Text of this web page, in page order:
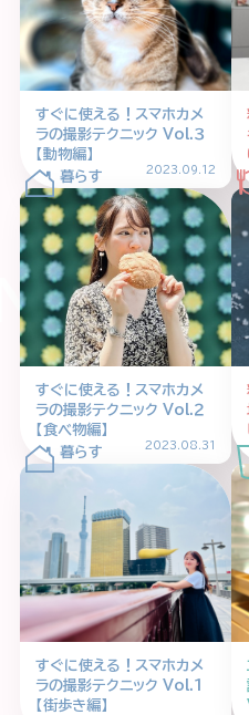
お酒との付き合い方
大阪・関西万博
みんなで乾杯 ア
特別なおやつ時間
スマホ写真
HOME ABOUT
アサヒグループ公
すぐに使える！スマホカメ
ラの撮影テクニック Vol.３
【動物編】
2023.09.12
すぐに使える！スマホカメ
ラの撮影テクニック Vol.２
【食べ物編】
2023.08.31
すぐに使える！スマホカメ
ラの撮影テクニック Vol.１
【街歩き編】